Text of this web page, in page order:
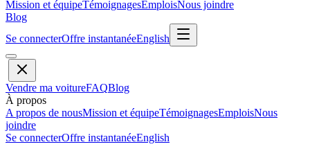
Mission et équipeTémoignagesEmploisNous joindre
Blog
Se connecterOffre instantanéeEnglish
Vendre ma voitureFAQBlog
À propos
A propos de nousMission et équipeTémoignagesEmploisNous
joindre
Se connecterOffre instantanéeEnglish